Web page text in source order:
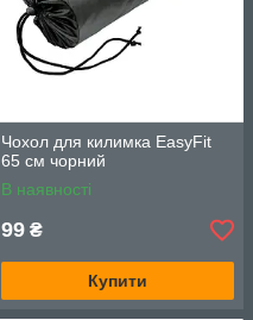
Чохол для килимка EasyFit
65 см чорний
В наявності
99 ₴
Купити